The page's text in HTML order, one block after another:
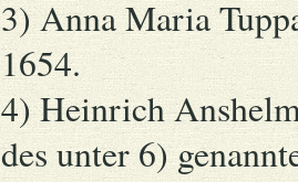
3) Anna Maria
1654.
4) Heinrich
des unter 6)